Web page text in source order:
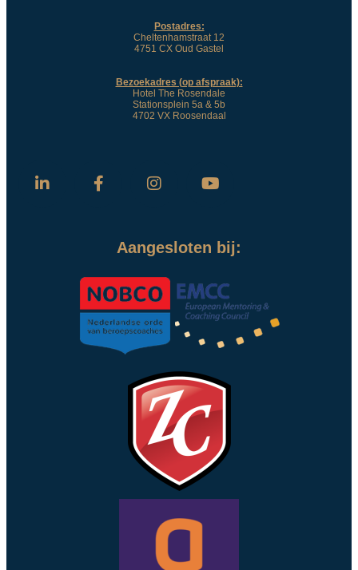
Postadres:
Cheltenhamstraat 12
4751 CX Oud Gastel
Bezoekadres (op afspraak):
Hotel The Rosendale
Stationsplein 5a & 5b
4702 VX Roosendaal
Aangesloten bij: